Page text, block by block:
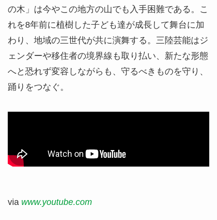
の木」は今やこの地方の山でも入手困難である。こ
れを8年前に植樹した子ども達が成長して舞台に加
わり、地域の三世代が共に演舞する。三陸芸能はジ
ェンダーや移住者の境界線も取り払い、新たな形態
へと恐れず変容しながらも、守るべきものを守り、
踊りをつなぐ。
via www.youtube.com